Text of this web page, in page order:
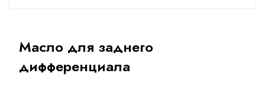
Масло для заднего
дифференциала